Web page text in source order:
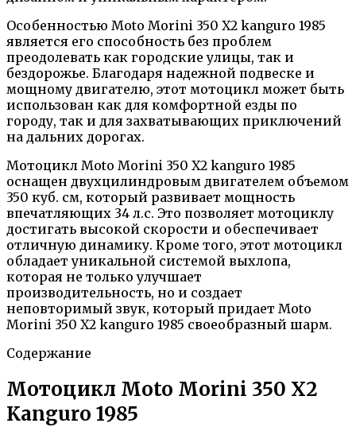
Особенностью Moto Morini 350 X2 kanguro 1985
является его способность без проблем
преодолевать как городские улицы, так и
бездорожье. Благодаря надежной подвеске и
мощному двигателю, этот мотоцикл может быть
использован как для комфортной езды по
городу, так и для захватывающих приключений
на дальних дорогах.
Мотоцикл Moto Morini 350 X2 kanguro 1985
оснащен двухцилиндровым двигателем объемом
350 куб. см, который развивает мощность
впечатляющих 34 л.с. Это позволяет мотоциклу
достигать высокой скорости и обеспечивает
отличную динамику. Кроме того, этот мотоцикл
обладает уникальной системой выхлопа,
которая не только улучшает
производительность, но и создает
неповторимый звук, который придает Moto
Morini 350 X2 kanguro 1985 своеобразный шарм.
Содержание
Мотоцикл Moto Morini 350 X2
Kanguro 1985